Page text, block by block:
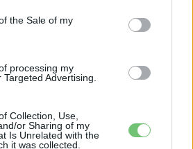
the Sale of my
processing my
Advertising.
Collection, Use,
or Sharing of my
Is Unrelated with the
it was collected.
Benz